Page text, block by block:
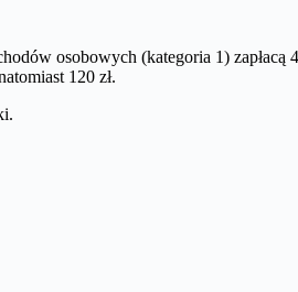
osobowych (kategoria 1) zapłacą
120 zł.